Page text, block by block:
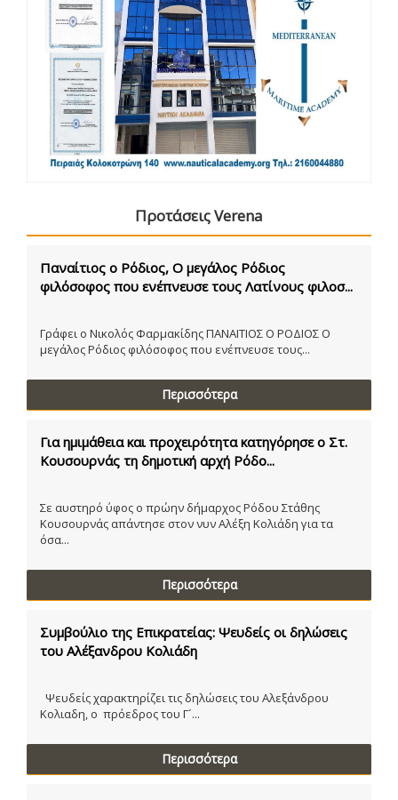
Προτάσεις Verena
Παναίτιος ο Ρόδιος, Ο μεγάλος Ρόδιος
φιλόσοφος που ενέπνευσε τους Λατίνους φιλοσ...
Γράφει ο Νικολός Φαρμακίδης ΠΑΝΑΙΤΙΟΣ Ο ΡΟΔΙΟΣ Ο
μεγάλος Ρόδιος φιλόσοφος που ενέπνευσε τους...
Περισσότερα
Για ημιμάθεια και προχειρότητα κατηγόρησε ο Στ.
Κουσουρνάς τη δημοτική αρχή Ρόδο...
Σε αυστηρό ύφος ο πρώην δήμαρχος Ρόδου Στάθης
Κουσουρνάς απάντησε στον νυν Αλέξη Κολιάδη για τα
όσα...
Περισσότερα
Συμβούλιο της Επικρατείας: Ψευδείς οι δηλώσεις
του Αλέξανδρου Κολιάδη
Ψευδείς χαρακτηρίζει τις δηλώσεις του Αλεξάνδρου
Κολιαδη, ο πρόεδρος του Γ´...
Περισσότερα